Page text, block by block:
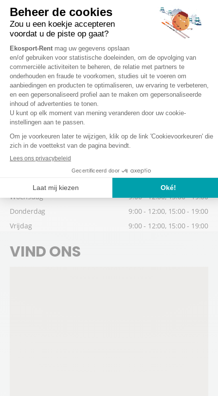
Dinsdag
8:30 - 12:15, 14:30 - 19:15
Woensdag
8:30 - 12:15, 14:30 - 19:15
Donderdag
8:30 - 12:15, 14:30 - 19:15
Vrijdag
8:30 - 12:15, 14:30 - 19:15
Laagseizoen
Indien gewenst, kunt u uw materiaal vanaf 15:30 uur afhalen, de
dag vóór uw 1ste skidag.
Zaterdag
8:30 - 12:15, 14:30 - 19:00
9:00 - 12:00, 15:00 - 19:00
Woensdag
9:00 - 12:00, 15:00 - 19:00
Donderdag
9:00 - 12:00, 15:00 - 19:00
Vrijdag
9:00 - 12:00, 15:00 - 19:00
VIND ONS